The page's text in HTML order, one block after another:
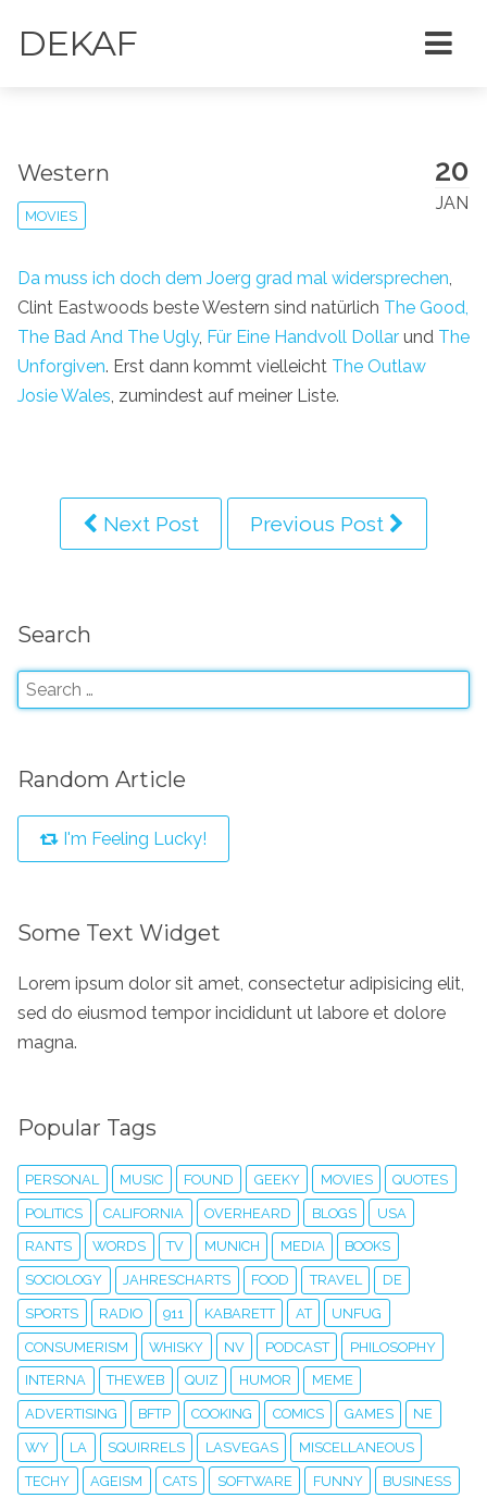
DEKAF
20
JAN
Western
MOVIES
Da muss ich doch dem Joerg grad mal widersprechen
Clint Eastwoods beste Western sind natürlich The Good,
The Bad And The Ugly, Für Eine Handvoll Dollar und The
Unforgiven. Erst dann kommt vielleicht The Outlaw
Josie Wales , zumindest auf meiner Liste.
Next Post Previous Post
Search
Random Article
I'm Feeling Lucky!
Some Text Widget
Lorem ipsum dolor sit amet, consectetur adipisicing elit,
sed do eiusmod tempor incididunt ut labore et dolore
magna.
Popular Tags
PERSONAL MUSIC FOUND GEEKY MOVIES QUOTES
POLITICS CALIFORNIA OVERHEARD BLOGS USA
RANTS WORDS TV MUNICH MEDIA BOOKS
SOCIOLOGY JAHRESCHARTS FOOD TRAVEL DE
SPORTS RADIO 911 KABARETT AT UNFUG
CONSUMERISM WHISKY NV PODCAST PHILOSOPHY
INTERNA THEWEB QUIZ HUMOR MEME
ADVERTISING BFTP COOKING COMICS GAMES NE
WY LA SQUIRRELS LASVEGAS MISCELLANEOUS
TECHY AGEISM CATS SOFTWARE FUNNY BUSINESS